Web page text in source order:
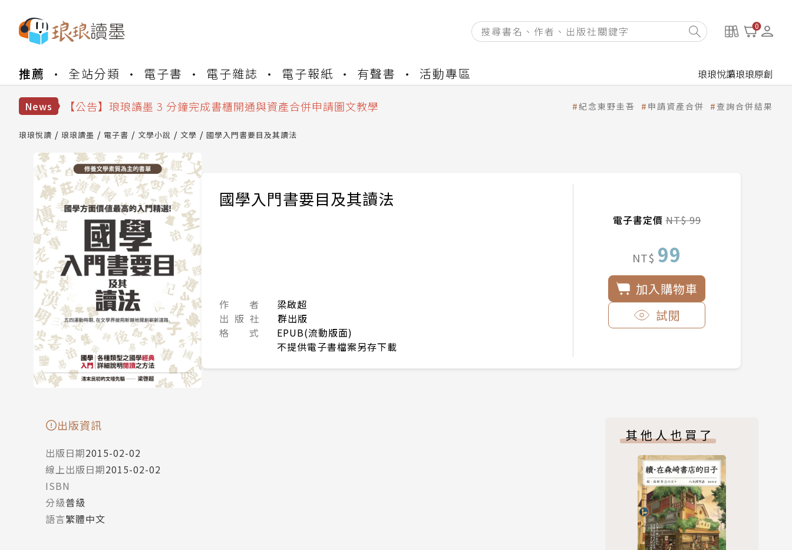
0
推薦 全站分類 電子書 電子雜誌 電子報紙 有聲書 活動專區 琅琅悅讀琅琅原創
News
【公告】琅琅讀墨數位閱讀資產合併與書櫃開通申請
【公告】琅琅讀墨 3 分鐘完成書櫃開通與資產合併申請圖文教學
【公告】琅琅讀墨數位閱讀資產合併與書櫃開通申請
紀念東野圭吾 申請資產合併 查詢合併結果
琅琅悅讀 琅琅讀墨 電子書 文學小說 文學 國學入門書要目及其讀法
國學入門書要目及其讀法
作 者
梁啟超
出 版 社
群出版
格 式
EPUB(流動版面)
不提供電子書檔案另存下載
電子書定價NT$ 99
NT$ 99
加入購物車
試閱
出版資訊
出版日期2015-02-02
線上出版日期2015-02-02
ISBN
分級普級
語言繁體中文
其他人也買了